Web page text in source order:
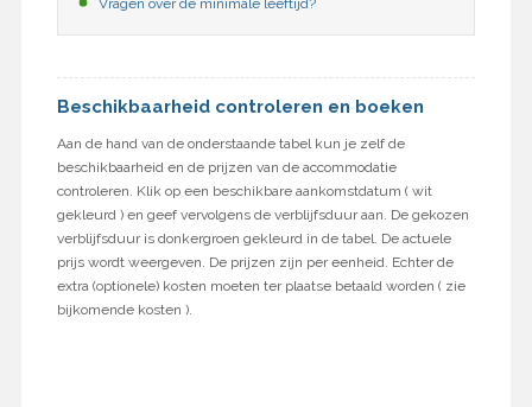
Vragen over de minimale leeftijd?
Beschikbaarheid controleren en boeken
Aan de hand van de onderstaande tabel kun je zelf de
beschikbaarheid en de prijzen van de accommodatie
controleren. Klik op een beschikbare aankomstdatum ( wit
gekleurd ) en geef vervolgens de verblijfsduur aan. De gekozen
verblijfsduur is donkergroen gekleurd in de tabel. De actuele
prijs wordt weergeven. De prijzen zijn per eenheid. Echter de
extra (optionele) kosten moeten ter plaatse betaald worden ( zie
bijkomende kosten ).